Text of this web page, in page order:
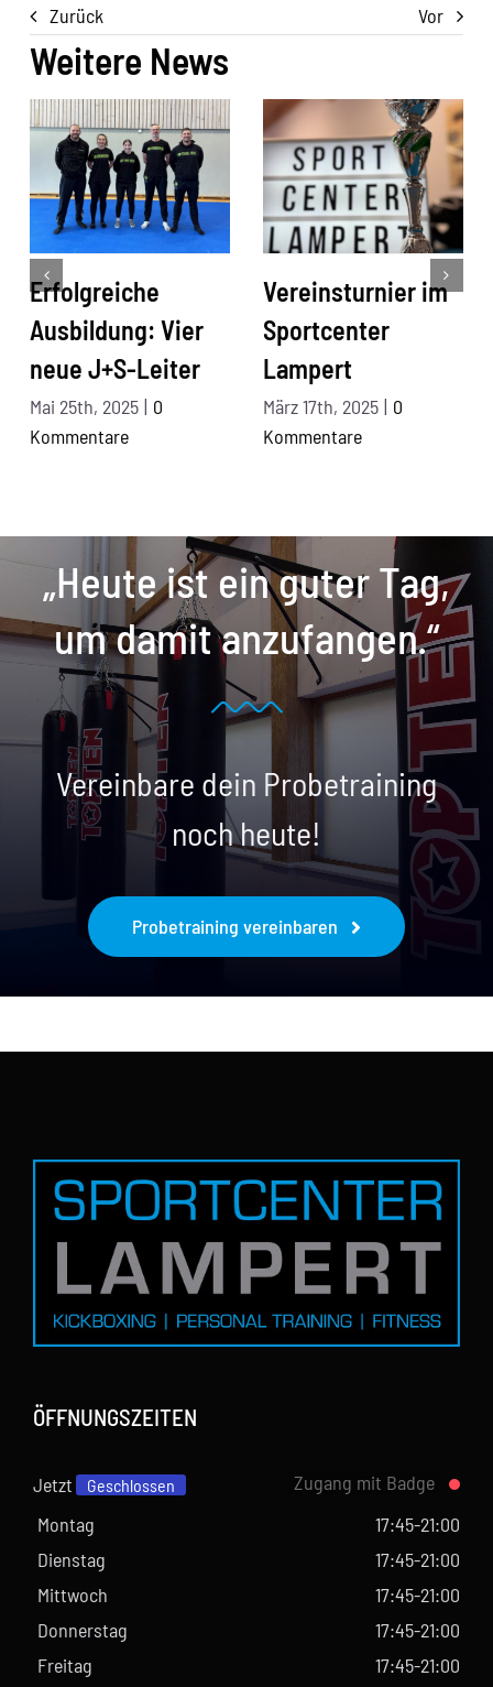
Zurück Vor
Weitere News
Erfolgreiche
Ausbildung: Vier
neue J+S-Leiter
Mai 25th, 2025 | 0
Kommentare
Vereinsturnier im
Sportcenter
Lampert
März 17th, 2025 | 0
Kommentare
„Heute ist ein guter Tag,
um damit anzufangen.“
Vereinbare dein Probetraining
noch heute!
Probetraining vereinbaren
ÖFFNUNGSZEITEN
Jetzt Geschlossen
Zugang mit Badge
Montag
17:45-21:00
Dienstag
17:45-21:00
Mittwoch
17:45-21:00
Donnerstag
17:45-21:00
Freitag
17:45-21:00